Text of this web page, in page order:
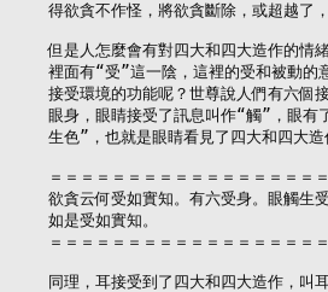
得欲貪不作怪，將欲貪斷除，或超越了
但是人怎麼會有對四大和四大造作的情
裡面有“受”這一陰，這裡的受和被動的
接受環境的功能呢？世尊說人們有六個
眼身，眼睛接受了訊息叫作“觸”，眼
生色”，也就是眼睛看見了四大和四大
＝＝＝＝＝＝＝＝＝＝＝＝＝＝＝＝＝
欲貪云何受如實知。有六受身。眼觸生
如是受如實知。
＝＝＝＝＝＝＝＝＝＝＝＝＝＝＝＝＝
同理，耳接受到了四大和四大造作，叫